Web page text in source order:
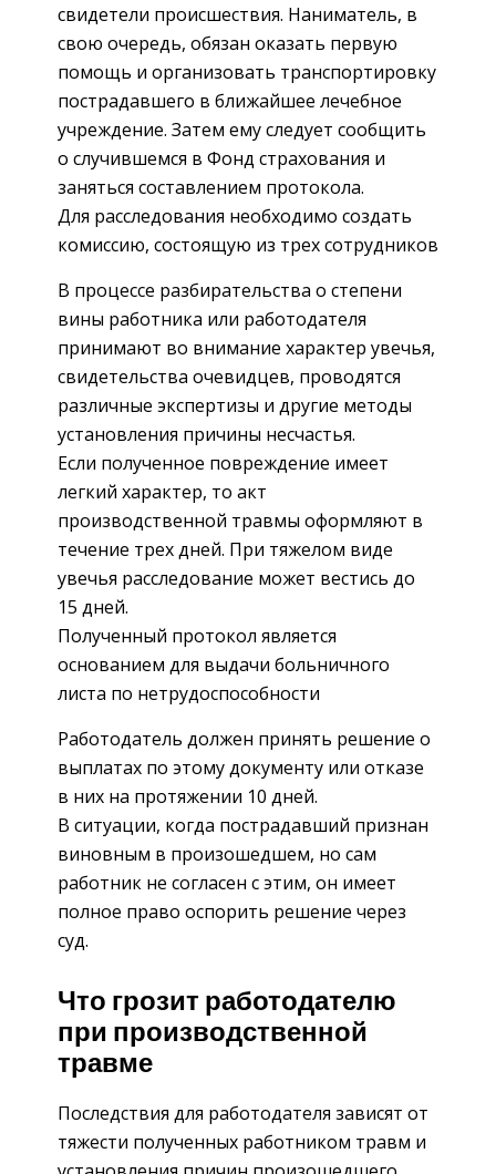
свидетели происшествия. Наниматель, в
свою очередь, обязан оказать первую
помощь и организовать транспортировку
пострадавшего в ближайшее лечебное
учреждение. Затем ему следует сообщить
о случившемся в Фонд страхования и
заняться составлением протокола.
Для расследования необходимо создать
комиссию, состоящую из трех сотрудников
В процессе разбирательства о степени
вины работника или работодателя
принимают во внимание характер увечья,
свидетельства очевидцев, проводятся
различные экспертизы и другие методы
установления причины несчастья.
Если полученное повреждение имеет
легкий характер, то акт
производственной травмы оформляют в
течение трех дней. При тяжелом виде
увечья расследование может вестись до
15 дней.
Полученный протокол является
основанием для выдачи больничного
листа по нетрудоспособности
Работодатель должен принять решение о
выплатах по этому документу или отказе
в них на протяжении 10 дней.
В ситуации, когда пострадавший признан
виновным в произошедшем, но сам
работник не согласен с этим, он имеет
полное право оспорить решение через
суд.
Что грозит работодателю
при производственной
травме
Последствия для работодателя зависят от
тяжести полученных работником травм и